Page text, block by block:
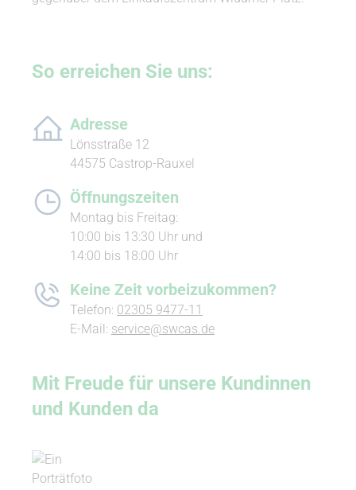
So erreichen Sie uns:
Adresse
Löns­straße 12
44575 Castrop-Rauxel
Öffnungszeiten
Montag bis Freitag:
10:00 bis 13:30 Uhr und
14:00 bis 18:00 Uhr
Keine Zeit vorbeizukommen?
Telefon: 02305 9477-11
E-Mail: service@swcas.de
Mit Freude für unsere Kundinnen
und Kunden da